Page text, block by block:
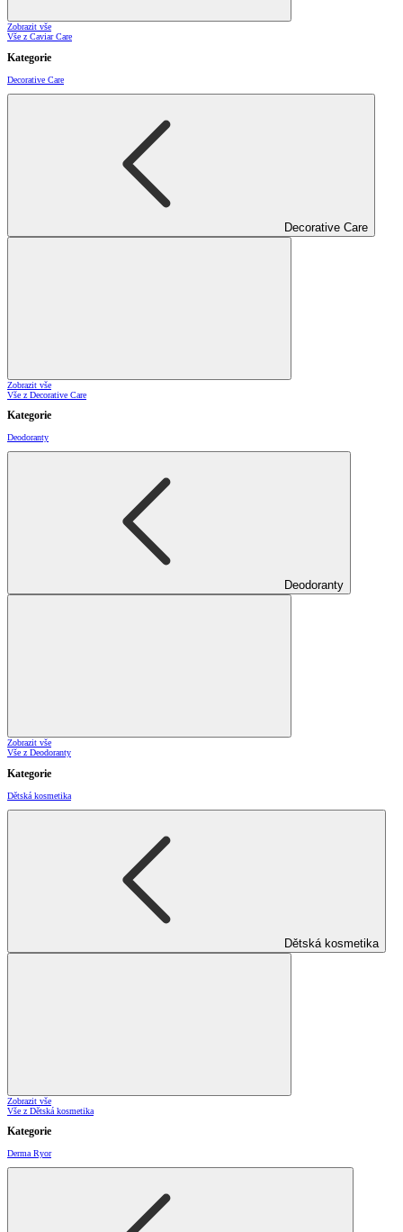
Zobrazit vše
Vše z Caviar Care
Kategorie
Decorative Care
Decorative Care
Zobrazit vše
Vše z Decorative Care
Kategorie
Deodoranty
Deodoranty
Zobrazit vše
Vše z Deodoranty
Kategorie
Dětská kosmetika
Dětská kosmetika
Zobrazit vše
Vše z Dětská kosmetika
Kategorie
Derma Ryor